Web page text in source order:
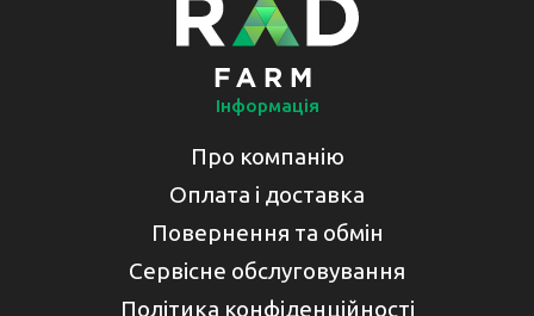
Інформація
Про компанію
Оплата і доставка
Повернення та обмін
Сервісне обслуговування
Політика конфіденційності